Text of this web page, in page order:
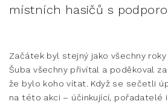
místních hasičů s
Začátek byl stejný jako všechny
Šuba všechny přivítal a poděkoval
že bylo koho vítat. Když se sečetli
na této akci – účinkující, pořadatelé